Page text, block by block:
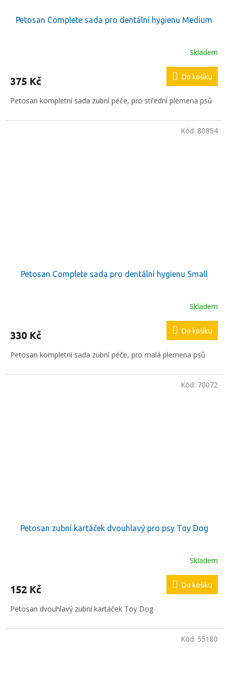
Petosan Complete sada pro dentální hygienu Medium
Skladem
375 Kč Do košíku
Petosan kompletní sada zubní péče, pro střední plemena psů
Petosan Complete sada pro dentální hygienu Small
Skladem
330 Kč Do košíku
Petosan kompletní sada zubní péče, pro malá plemena psů
Kód: 80854
Petosan zubní kartáček dvouhlavý pro psy Toy Dog
Skladem
152 Kč Do košíku
Petosan dvouhlavý zubní kartáček Toy Dog
Kód: 70072
Kód: 55180